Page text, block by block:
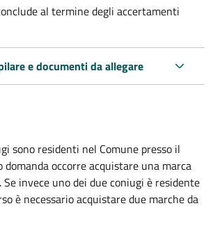
al termine degli accertamenti
e documenti da allegare
sono residenti nel Comune presso il
domanda occorre acquistare una marca
invece uno dei due coniugi è residente
è necessario acquistare due marche da